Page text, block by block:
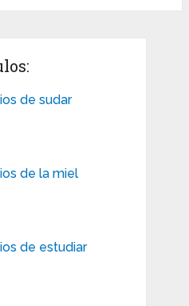
de sudar
de la miel
de estudiar